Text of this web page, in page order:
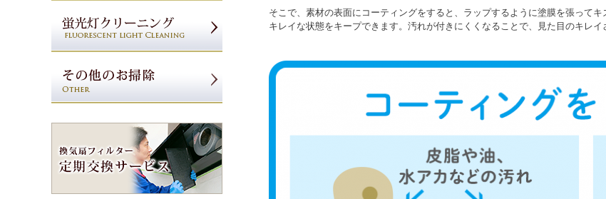
そこで、素材の表面にコーティングをすると、ラップするように塗膜を張って
キレイな状態をキープできます。汚れが付きにくくなることで、見た目のキレ